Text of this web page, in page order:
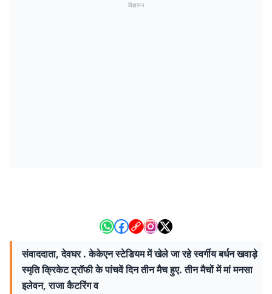
विज्ञापन
संवाददाता, देवघर . केकेएन स्टेडियम में खेले जा रहे स्वर्गीय बर्धन खवाड़े
स्मृति क्रिकेट ट्रॉफी के पांचवें दिन तीन मैच हुए. तीन मैचों में मां मनसा
इलेवन, राजा कैटरिंग व